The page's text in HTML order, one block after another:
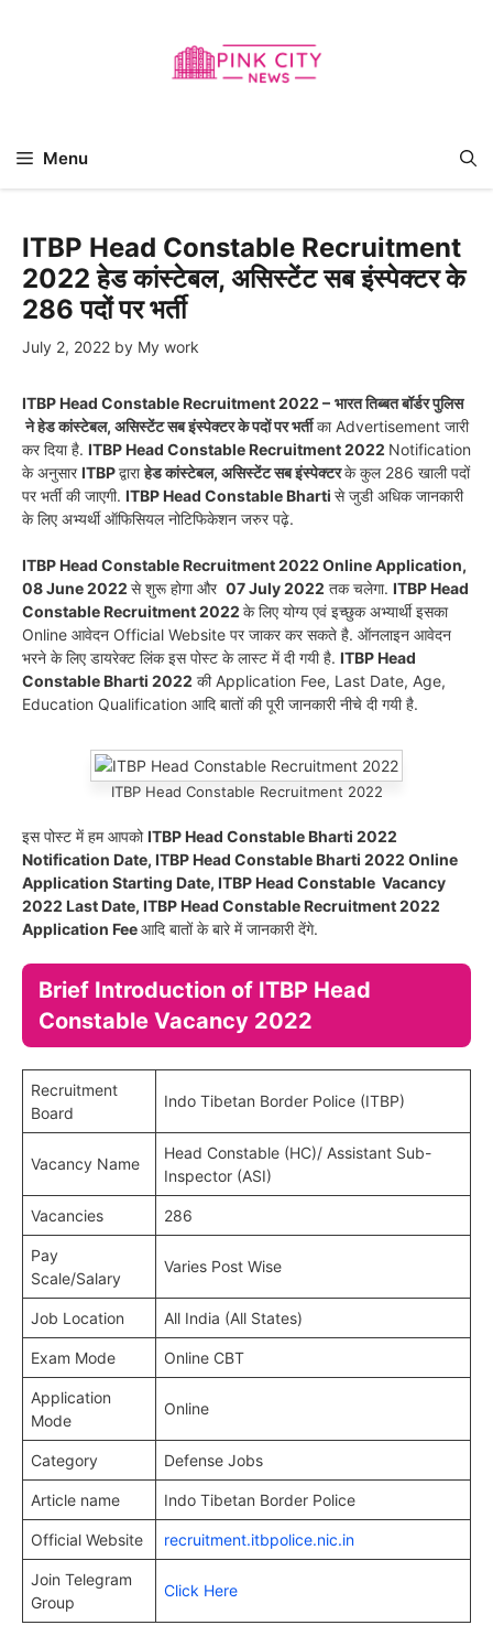
Menu
ITBP Head Constable Recruitment
2022 हेड कांस्टेबल, असिस्टेंट सब इंस्पेक्टर के
286 पदों पर भर्ती
July 2, 2022 by My work
ITBP Head Constable Recruitment 2022 – भारत तिब्बत बॉर्डर पुलिस
नेहेड कांस्टेबल, असिस्टेंट सब इंस्पेक्टरके पदों पर भर्तीका Advertisement जारी
कर दिया है. ITBP Head Constable Recruitment 2022 Notification
के अनुसारITBPद्वाराहेड कांस्टेबल, असिस्टेंट सब इंस्पेक्टरके कुल 286 खाली पदों
पर भर्ती की जाएगी. ITBP Head Constable Bharti से जुडी अधिक जानकारी
के लिए अभ्यर्थी ऑफिसियल नोटिफिकेशन जरुर पढ़े.
ITBP Head Constable Recruitment 2022 Online Application,
08 June 2022 से शुरू होगा और 07 July 2022 तक चलेगा. ITBP Head
Constable Recruitment 2022 के लिए योग्य एवं इच्छुक अभ्यार्थी इसका
Online आवेदन Official Website पर जाकर कर सकते है. ऑनलाइन आवेदन
भरने के लिए डायरेक्ट लिंक इस पोस्ट के लास्ट में दी गयी है. ITBP Head
ConstableBharti 2022 की Application Fee, Last Date, Age,
Education Qualification आदि बातों की पूरी जानकारी नीचे दी गयी है.
ITBP Head Constable Recruitment 2022
इस पोस्ट में हम आपकोITBP Head ConstableBharti 2022
Notification Date, ITBP Head ConstableBharti 2022 Online
Application Starting Date, ITBP Head Constable Vacancy
2022 Last Date, ITBP Head Constable Recruitment 2022
Application Feeआदि बातों के बारे में जानकारी देंगे.
Brief Introduction of ITBP Head
Constable Vacancy 2022
Recruitment
Board
Indo Tibetan Border Police (ITBP)
Vacancy Name
Head Constable (HC)/ Assistant Sub-
Inspector (ASI)
Vacancies 286
Pay
Scale/Salary
Varies Post Wise
Job Location All India (All States)
Exam Mode Online CBT
Application
Mode
Online
Category Defense Jobs
Article name Indo Tibetan Border Police
Official Website recruitment.itbpolice.nic.in
Join Telegram
Group
Click Here